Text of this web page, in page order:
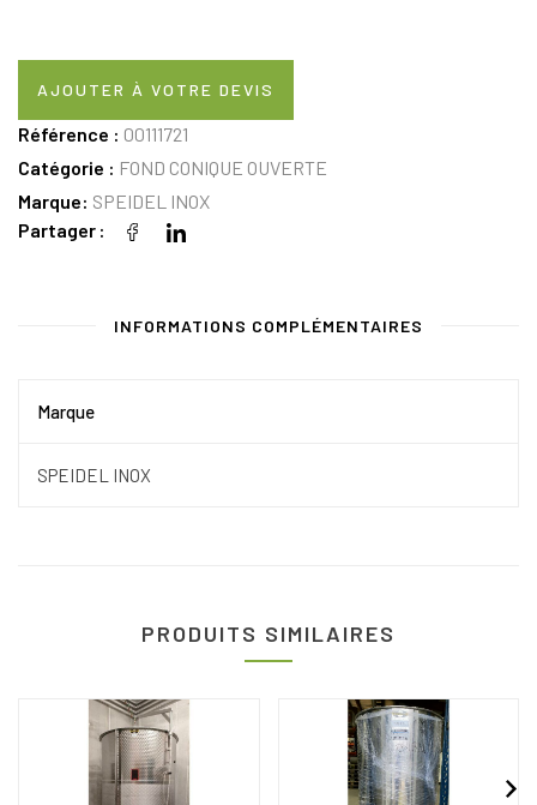
AJOUTER À VOTRE DEVIS
Référence : 00111721
Catégorie : FOND CONIQUE OUVERTE
Marque: SPEIDEL INOX
Partager
INFORMATIONS COMPLÉMENTAIRES
Marque
SPEIDEL INOX
PRODUITS SIMILAIRES